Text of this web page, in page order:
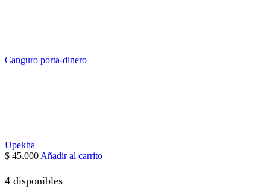
Canguro porta-dinero
Upekha
$ 45.000 Añadir al carrito
4 disponibles